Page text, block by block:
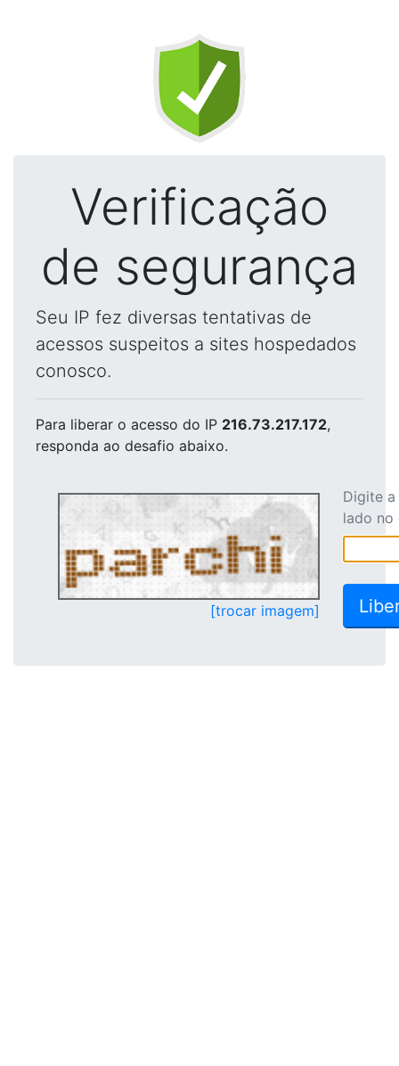
Verificação
de segurança
Seu IP fez diversas tentativas de
acessos suspeitos a sites hospedados
conosco.
Para liberar o acesso do IP 216.73.217.172,
responda ao desafio abaixo.
[trocar imagem]
Digite
lado no